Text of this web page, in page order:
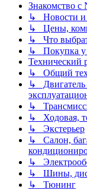
Знакомство с
↳ Новости и
↳ Цены,
↳ Что
↳ Покупка у
Технический
↳ Общий
↳ Двигатель
↳
↳ Ходовая,
↳ Экстерьер
↳ Салон,
↳
↳ Шины,
↳ Тюнинг